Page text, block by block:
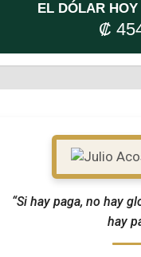
EL DÓLAR
₡
“Si hay paga, no hay
hay